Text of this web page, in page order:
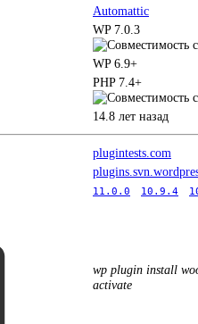
Automattic
WP 7.0.3
WP 6.9+
PHP 7.4+
14.8 лет назад
plugintests.com
11.0.0 10.9.4
wp plugin install
activate